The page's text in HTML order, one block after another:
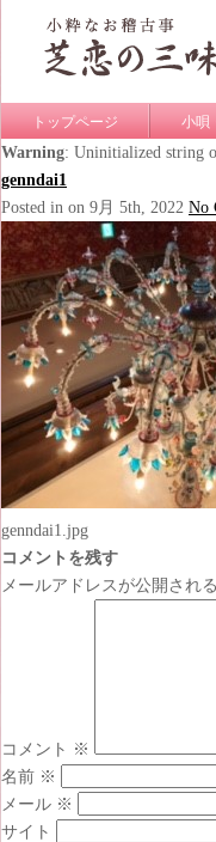
トップページ 小唄
Warning: Uninitialized string
genndai1
Posted in on 9月 5th, 2022 No
genndai1.jpg
コメントを残す
メールアドレスが公開され
コメント ※
名前 ※
メール ※
サイト